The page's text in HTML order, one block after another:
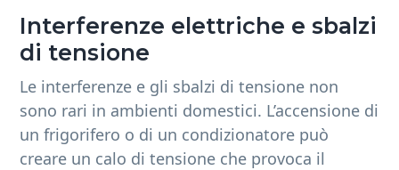
Interferenze elettriche e sbalzi
di tensione
Le interferenze e gli sbalzi di tensione non
sono rari in ambienti domestici. L’accensione di
un frigorifero o di un condizionatore può
creare un calo di tensione che provoca il